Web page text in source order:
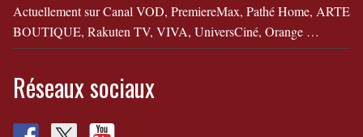
Actuellement sur Canal VOD, PremiereMax, Pathé Home, ARTE
BOUTIQUE, Rakuten TV, VIVA, UniversCiné, Orange …
Réseaux sociaux